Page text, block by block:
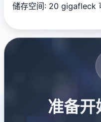
储存空间: 20 gigafleck
准备开